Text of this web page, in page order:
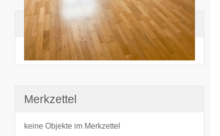
Suchhistorie
noch nichts angesehen
Merkzettel
keine Objekte im Merkzettel